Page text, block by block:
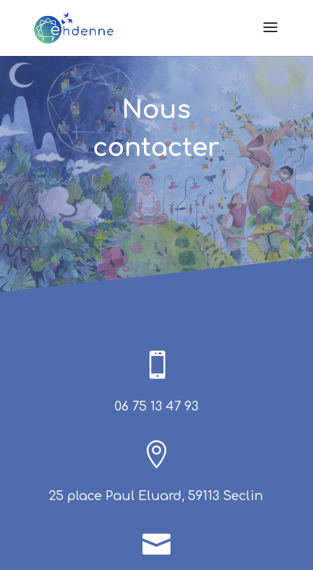
Nous
contacter

06 75 13 47 93

25 place Paul Eluard, 59113 Seclin
